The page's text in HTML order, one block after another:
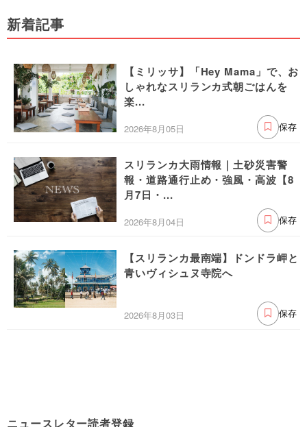
新着記事
【ミリッサ】「Hey Mama」で、お
しゃれなスリランカ式朝ごはんを
楽...
2026年8月05日 保存
スリランカ大雨情報｜土砂災害警
報・道路通行止め・強風・高波【8
月7日・...
2026年8月04日 保存
【スリランカ最南端】ドンドラ岬と
青いヴィシュヌ寺院へ
2026年8月03日 保存
ニュースレター読者登録